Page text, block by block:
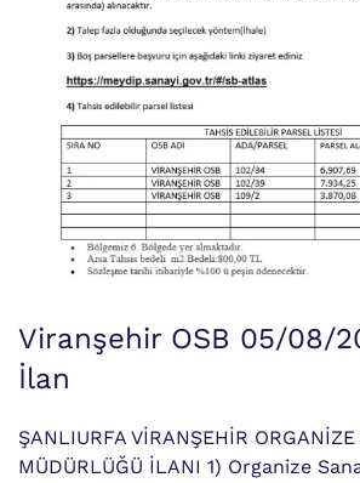
Viranşehir OSB 05/08/
İlan
ŞANLIURFA VİRANŞEHİR
MÜDÜRLÜĞÜ İLANI 1) Organize